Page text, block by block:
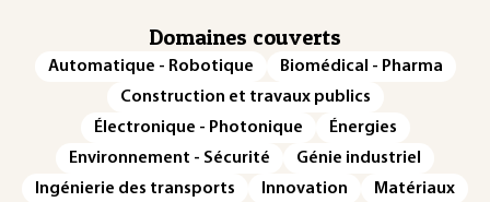
Domaines couverts
Automatique - Robotique
Biomédical - Pharma
Construction et travaux publics
Électronique - Photonique
Énergies
Environnement - Sécurité
Génie industriel
Ingénierie des transports
Innovation
Matériaux